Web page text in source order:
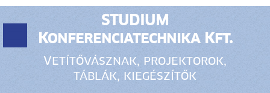
STUDIUM
Konferenciatechnika Kft.
Vetítővásznak, projektorok,
táblák, kiegészítők